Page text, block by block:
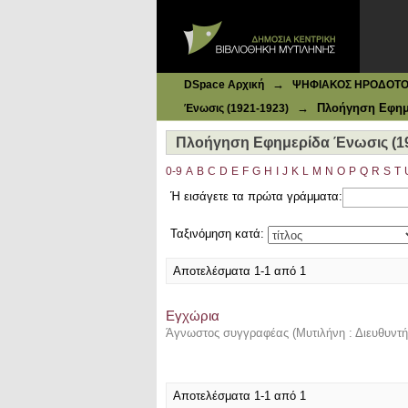
DSpace Αρχική → ΨΗΦΙΑΚΟΣ ΗΡΟΔΟΤΟΣ:
Ένωσις (1921-1923)
→ Πλοήγηση
Πλοήγηση Εφημερίδα Ένωσις
0-9 A B C D E F G H J K L M N O P Q R S T
Ή εισάγετε τα πρώτα γράμματα:
Ταξινόμηση κατά:
Αποτελέσματα 1-1 από 1
Εγχώρια
Άγνωστος συγγραφέας (Μυτιλήνη :
Αποτελέσματα 1-1 από 1